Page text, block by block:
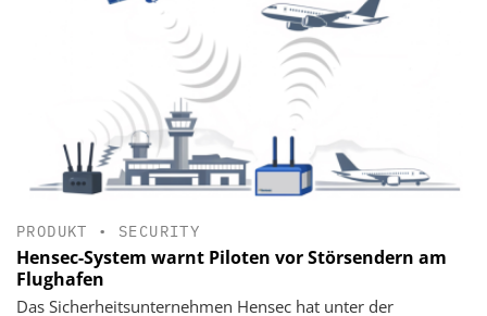
PRODUKT • SECURITY
Hensec-System warnt Piloten vor Störsendern am
Flughafen
Das Sicherheitsunternehmen Hensec hat unter der